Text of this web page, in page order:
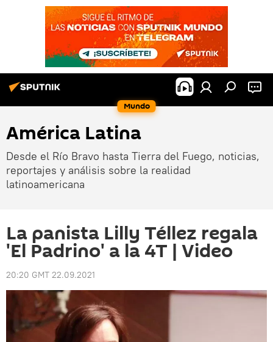
Mundo
América Latina
Desde el Río Bravo hasta Tierra del Fuego, noticias,
reportajes y análisis sobre la realidad
latinoamericana
La panista Lilly Téllez regala
'El Padrino' a la 4T | Video
20:20 GMT 22.09.2021